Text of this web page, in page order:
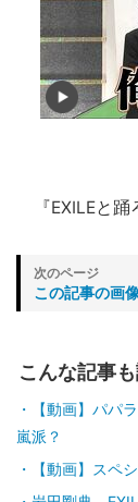
『EXILEと踊
この記事の画
こんな記事
【動画】パパ
嵐派？
【動画】スペ